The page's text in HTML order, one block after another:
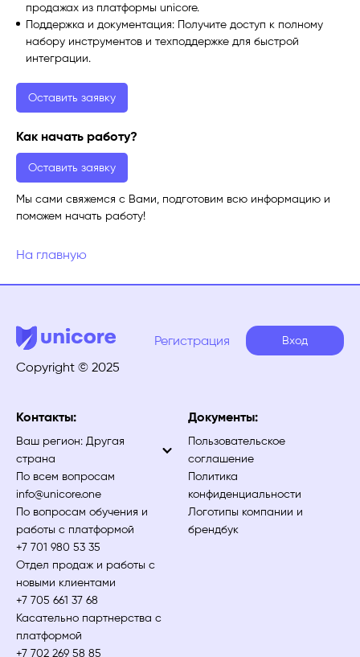
продажах из платформы unicore.
Поддержка и документация: Получите доступ к полному
набору инструментов и техподдержке для быстрой
интеграции.
Оставить заявку
Как начать работу?
Оставить заявку
Мы сами свяжемся с Вами, подготовим всю информацию и
поможем начать работу!
На главную
Copyright © 2025
Регистрация Вход
Контакты:
Ваш регион: Другая
страна
По всем вопросам
info@unicore.one
По вопросам обучения и
работы с платформой
+7 701 980 53 35
Отдел продаж и работы с
новыми клиентами
+7 705 661 37 68
Касательно партнерства с
платформой
+7 702 269 58 85
Документы:
Пользовательское
соглашение
Политика
конфиденциальности
Логотипы компании и
брендбук